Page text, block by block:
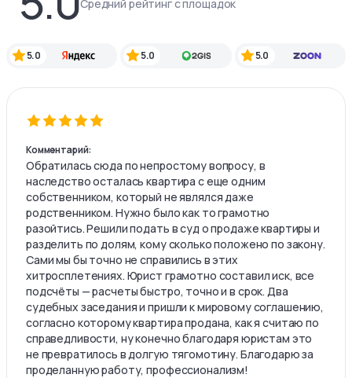
Средний рейтинг с площадок
5.0 5.0 5.0
Комментарий:
Обратилась сюда по непростому вопросу, в
наследство осталась квартира с еще одним
собственником, который не являлся даже
родственником. Нужно было как то грамотно
разойтись. Решили подать в суд о продаже квартиры и
разделить по долям, кому сколько положено по закону.
Сами мы бы точно не справились в этих
хитросплетениях. Юрист грамотно составил иск, все
подсчёты — расчеты быстро, точно и в срок. Два
судебных заседания и пришли к мировому соглашению,
согласно которому квартира продана, как я считаю по
справедливости, ну конечно благодаря юристам это
не превратилось в долгую тягомотину. Благодарю за
проделанную работу, профессионализм!